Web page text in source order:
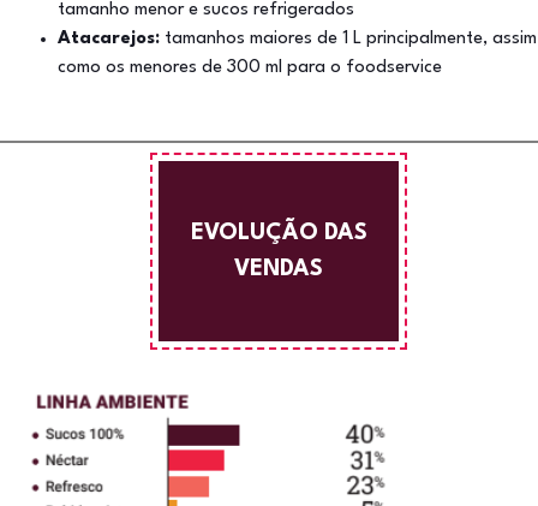
tamanho menor e sucos refrigerados
Atacarejos: tamanhos maiores de 1 L principalmente, assim
como os menores de 300 ml para o foodservice
EVOLUÇÃO DAS
VENDAS